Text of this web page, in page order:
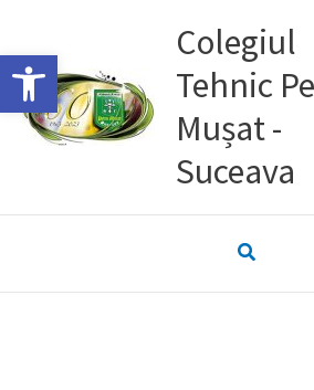
Deschide bara de unelte
to
content
Colegiul
Tehnic
Mușat -
Suceava